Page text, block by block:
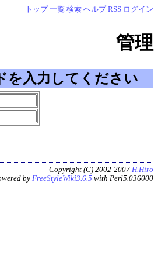
トップ 一覧 検索 ヘルプ RSS ログイン
管理
を入力してください
Copyright (C) 2002-2007 H.Hiro
by FreeStyleWiki3.6.5 with Perl5.036000